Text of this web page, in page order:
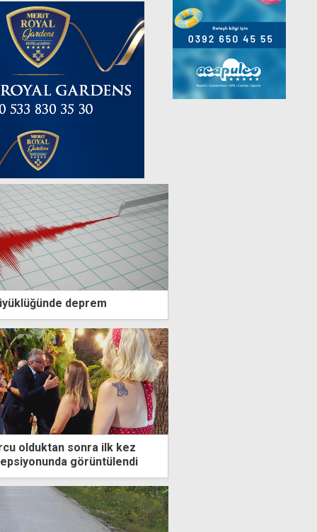
deprem
olduktan sonra ilk kez
görüntülendi